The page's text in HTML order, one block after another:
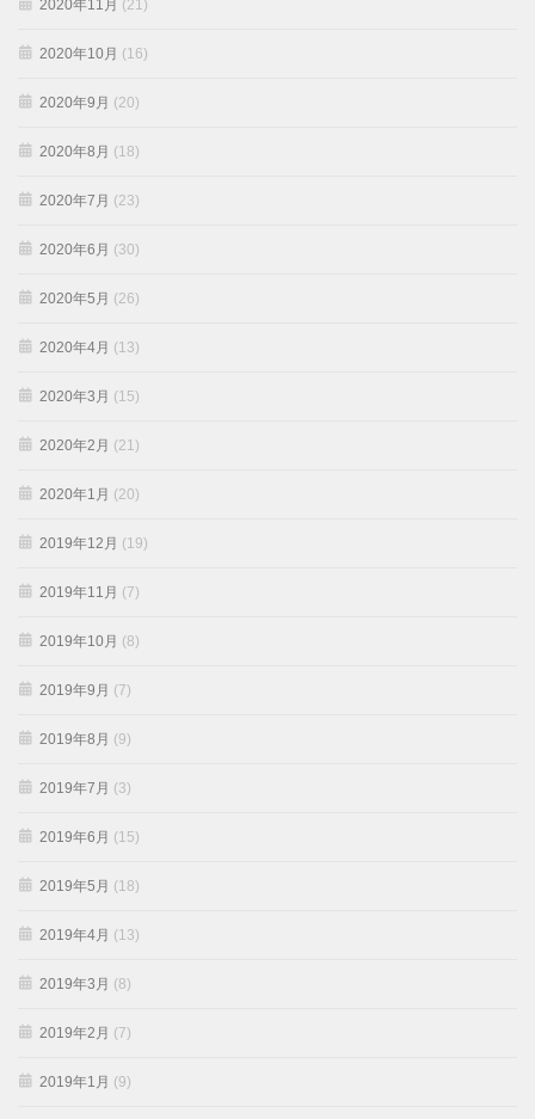
2020年11月 (21)
2020年10月 (16)
2020年9月 (20)
2020年8月 (18)
2020年7月 (23)
2020年6月 (30)
2020年5月 (26)
2020年4月 (13)
2020年3月 (15)
2020年2月 (21)
2020年1月 (20)
2019年12月 (19)
2019年11月 (7)
2019年10月 (8)
2019年9月 (7)
2019年8月 (9)
2019年7月 (3)
2019年6月 (15)
2019年5月 (18)
2019年4月 (13)
2019年3月 (8)
2019年2月 (7)
2019年1月 (9)